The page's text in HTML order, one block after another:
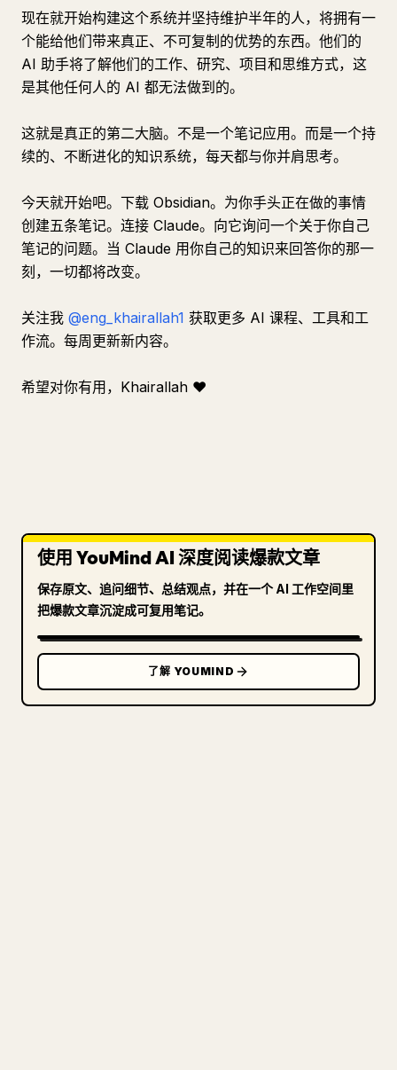
现在就开始构建这个系统并坚持维护半年的人，将拥有一
个能给他们带来真正、不可复制的优势的东西。他们的
AI 助手将了解他们的工作、研究、项目和思维方式，这
是其他任何人的 AI 都无法做到的。
这就是真正的第二大脑。不是一个笔记应用。而是一个持
续的、不断进化的知识系统，每天都与你并肩思考。
今天就开始吧。下载 Obsidian。为你手头正在做的事情
创建五条笔记。连接 Claude。向它询问一个关于你自己
笔记的问题。当 Claude 用你自己的知识来回答你的那一
刻，一切都将改变。
关注我 @eng_khairallah1 获取更多 AI 课程、工具和工
作流。每周更新新内容。
希望对你有用，Khairallah ❤️
使用 YouMind AI 深度阅读爆款文章
保存原文、追问细节、总结观点，并在一个 AI 工作空间里
把爆款文章沉淀成可复用笔记。
了解 YOUMIND